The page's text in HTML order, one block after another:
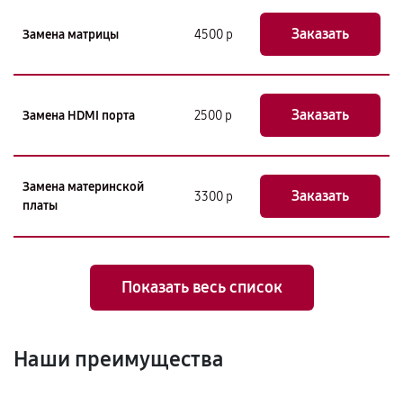
Замена матрицы 4500 р Заказать
Замена HDMI порта 2500 р Заказать
Замена материнской
платы
3300 р Заказать
Показать весь список
Наши преимущества